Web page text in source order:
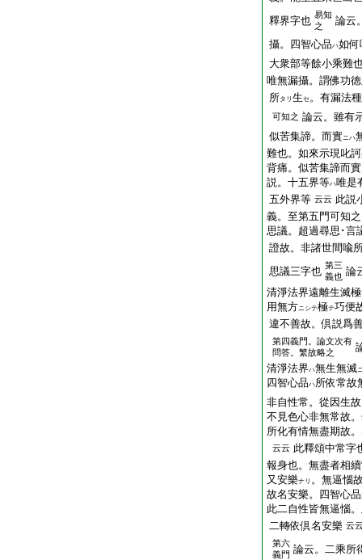
釋界字也 易知
之
論云
攝。四智心品ハ如何
大衆部等餘小乘難
唯無漏攝。謂佛功
所タリ 生セ 。有漏法
可知之 論云。雖有
似苦集諦。而實ニハ
難也。如來示現叱
背痛。似苦集諦而實
説。十五界等ハ唯是
五外界等 云云 此説
義。至第五門可知
思議。超過尋思･言
證故。非諸世間喩
思議三字也 第三
義也 論
清淨法界遠離生滅
用無方ニシテ極テ巧便
違不善故。倶説爲
第四義門。論文次有
問答。繁故略之
清淨法界ハ無生無滅
四智心品ハ所依常故
非自性常。從因生
不見色心非無常故
所化有情無盡期故
云云 此釋頌中常字
報身也。無盡者相
又安樂ナリ 。無逼惱
故名安樂。四智心
此二自性皆無逼惱
二轉依倶名安樂 云
第六
義門 論云。二乘所